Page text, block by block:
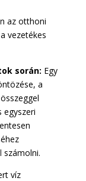
az otthoni
vezetékes
során: Egy
a
egyszeri
számolni.
víz